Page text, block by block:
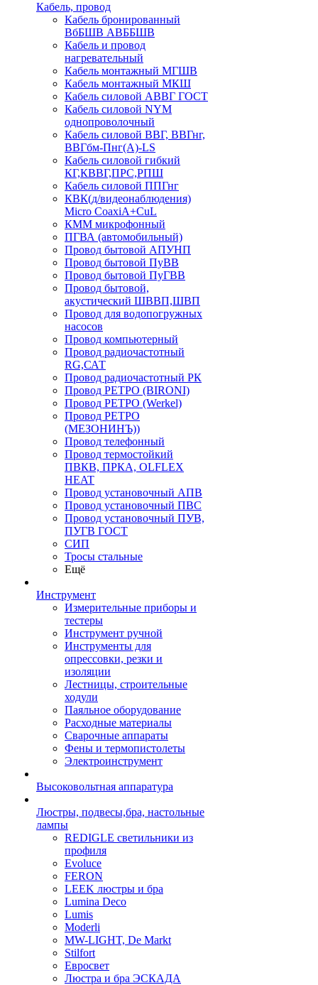
Кабель, провод
Кабель бронированный
ВбБШВ АВББШВ
Кабель и провод
нагревательный
Кабель монтажный МГШВ
Кабель монтажный МКШ
Кабель силовой АВВГ ГОСТ
Кабель силовой NYM
однопроволочный
Кабель силовой ВВГ, ВВГнг,
ВВГбм-Пнг(А)-LS
Кабель силовой гибкий
КГ,КВВГ,ПРС,РПШ
Кабель силовой ППГнг
КВК(д/видеонаблюдения)
Micro CoaxiA+CuL
КММ микрофонный
ПГВА (автомобильный)
Провод бытовой АПУНП
Провод бытовой ПуВВ
Провод бытовой ПуГВВ
Провод бытовой,
акустический ШВВП,ШВП
Провод для водопогружных
насосов
Провод компьютерный
Провод радиочастотный
RG,САТ
Провод радиочастотный РК
Провод РЕТРО (BIRONI)
Провод РЕТРО (Werkel)
Провод РЕТРО
(МЕЗОНИНЪ))
Провод телефонный
Провод термостойкий
ПВКВ, ПРКА, OLFLEX
HEAT
Провод установочный АПВ
Провод установочный ПВС
Провод установочный ПУВ,
ПУГВ ГОСТ
СИП
Тросы стальные
Ещё
Инструмент
Измерительные приборы и
тестеры
Инструмент ручной
Инструменты для
опрессовки, резки и
изоляции
Лестницы, строительные
ходули
Паяльное оборудование
Расходные материалы
Сварочные аппараты
Фены и термопистолеты
Электроинструмент
Высоковольтная аппаратура
Люстры, подвесы,бра, настольные
лампы
REDIGLE светильники из
профиля
Evoluce
FERON
LEEK люстры и бра
Lumina Deco
Lumis
Moderli
MW-LIGHT, De Markt
Stilfort
Евросвет
Люстра и бра ЭСКАДА